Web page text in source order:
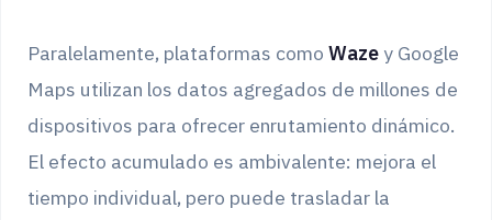
Paralelamente, plataformas como Waze y Google
Maps utilizan los datos agregados de millones de
dispositivos para ofrecer enrutamiento dinámico.
El efecto acumulado es ambivalente: mejora el
tiempo individual, pero puede trasladar la